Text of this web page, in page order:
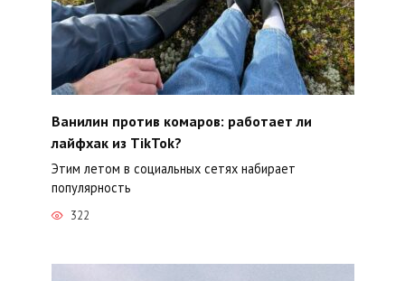
Ванилин против комаров: работает ли
лайфхак из TikTok?
Этим летом в социальных сетях набирает
популярность
322